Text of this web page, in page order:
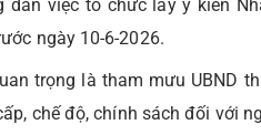
dẫn việc tổ chức lấy ý kiến
ngày 10-6-2026.
trọng là tham mưu UBND
chế độ, chính sách đối với